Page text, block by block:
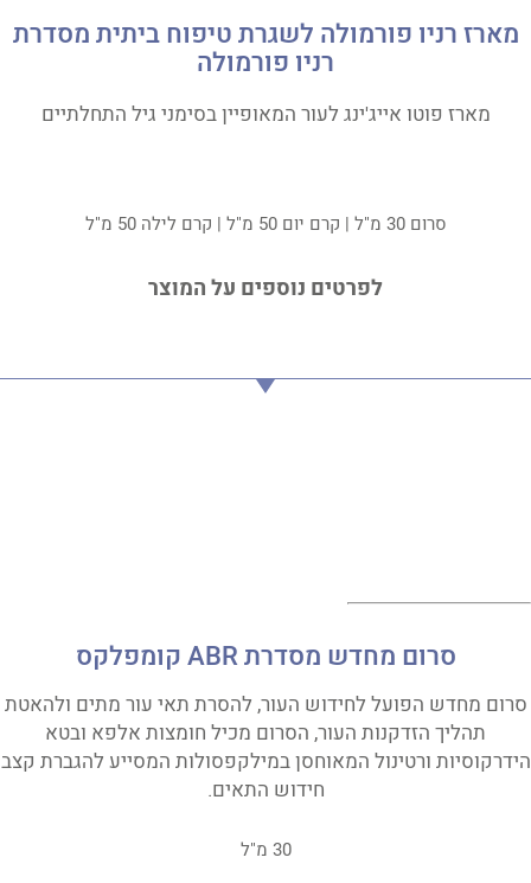
מארז רניו פורמולה לשגרת טיפוח ביתית מסדרת
רניו פורמולה
מארז פוטו אייג'ינג לעור המאופיין בסימני גיל התחלתיים
סרום 30 מ"ל | קרם יום 50 מ"ל | קרם לילה 50 מ"ל
לפרטים נוספים על המוצר
סרום מחדש מסדרת ABR קומפלקס
סרום מחדש הפועל לחידוש העור, להסרת תאי עור מתים ולהאטת
תהליך הזדקנות העור, הסרום מכיל חומצות אלפא ובטא
הידרקוסיות ורטינול המאוחסן במילקפסולות המסייע להגברת קצב
חידוש התאים.
30 מ"ל